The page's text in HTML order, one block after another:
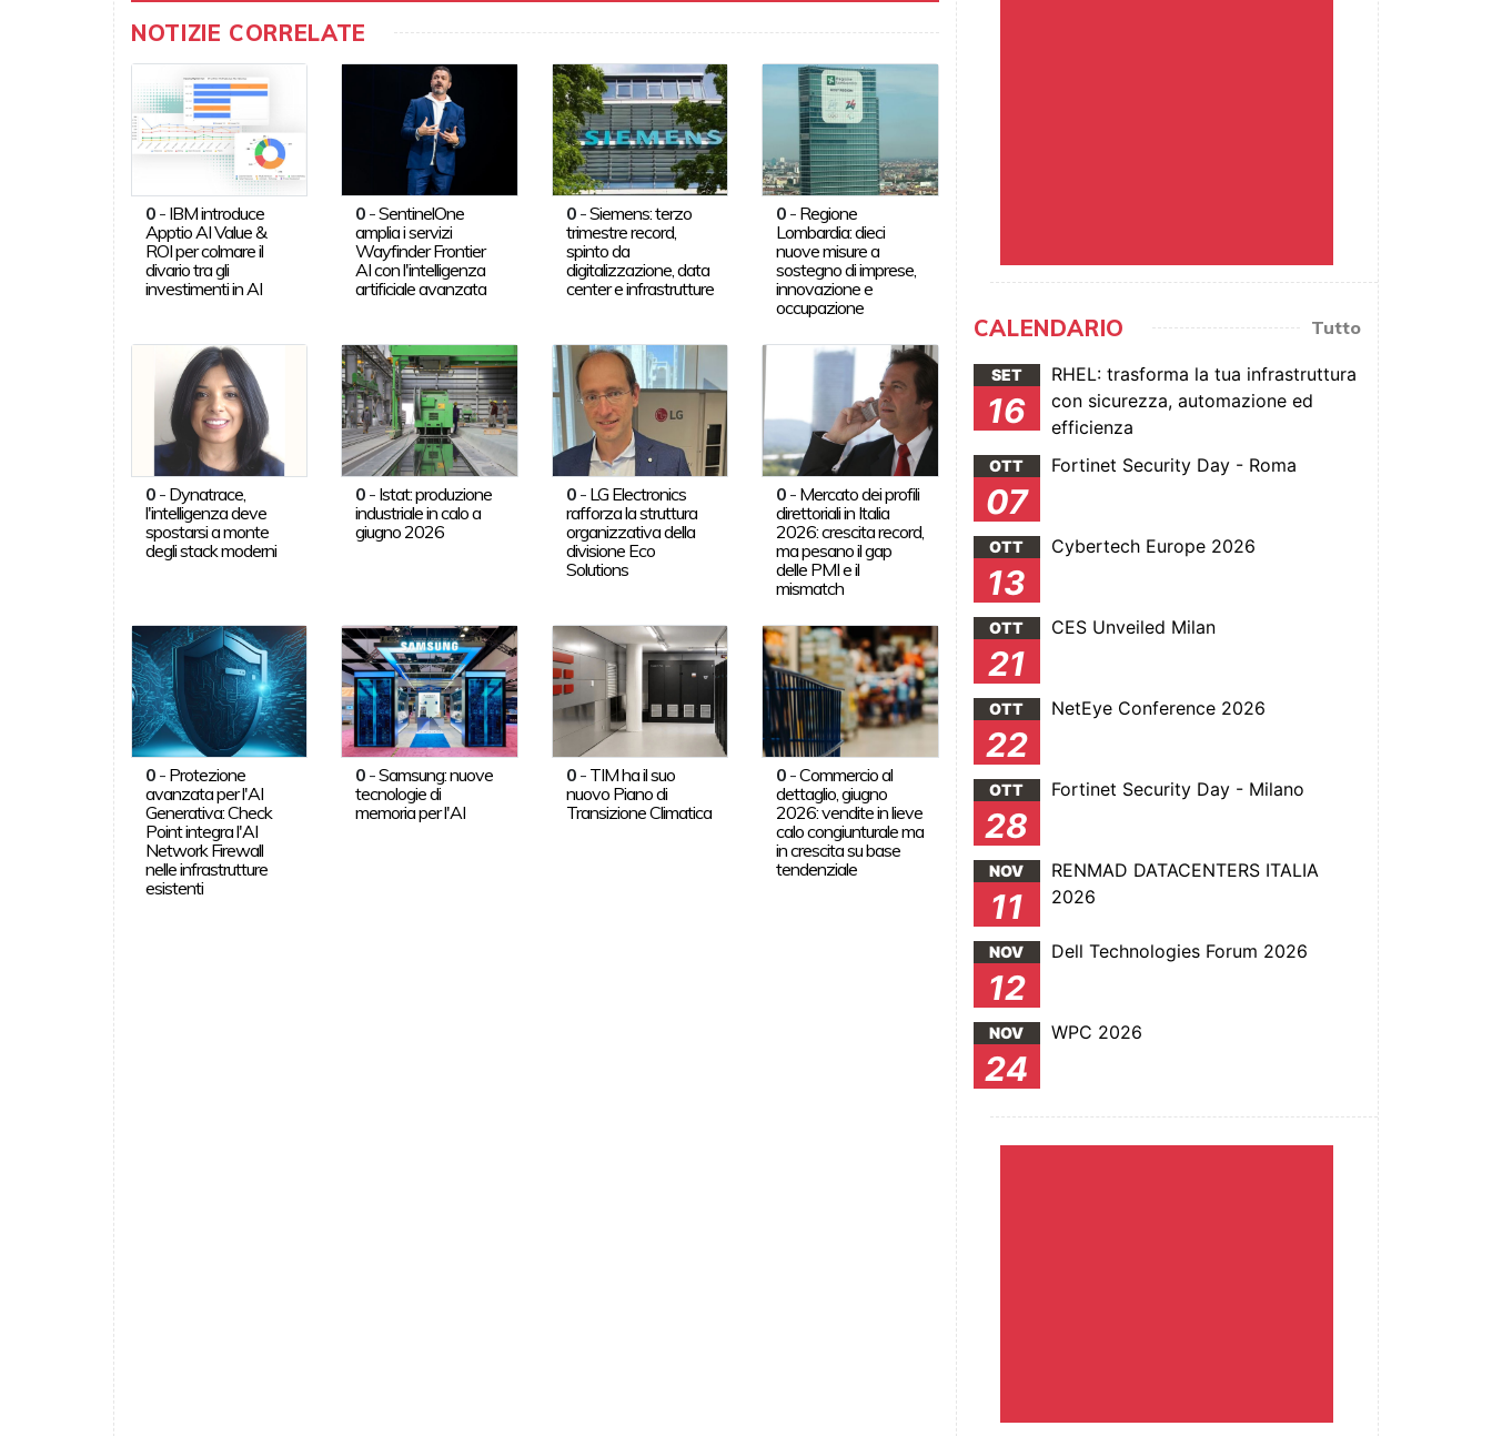
NOTIZIE CORRELATE
0- IBM introduce
Apptio AI Value &
ROI per colmare il
divario tra gli
investimenti in AI
0 -SentinelOne
amplia i servizi
Wayfinder Frontier
AI con l'intelligenza
artificiale avanzata
0-Siemens: terzo
trimestre record,
spinto da
digitalizzazione, data
center e infrastrutture
0 - Regione
Lombardia: dieci
nuove misure a
sostegno di imprese,
innovazione e
occupazione
0- Dynatrace,
l'intelligenza deve
spostarsi a monte
degli stack moderni
0 - Istat: produzione
industriale in calo a
giugno 2026
0- LG Electronics
rafforza la struttura
organizzativa della
divisione Eco
Solutions
0 - Mercato dei profili
direttoriali in Italia
2026: crescita record,
ma pesano il gap
delle PMI e il
mismatch
0- Protezione
avanzata per l'AI
Generativa: Check
Point integra l'AI
Network Firewall
nelle infrastrutture
esistenti
0 -Samsung: nuove
tecnologie di
memoria per l'AI
0- TIM ha il suo
nuovo Piano di
Transizione Climatica
0 -Commercio al
dettaglio, giugno
2026: vendite in lieve
calo congiunturale ma
in crescita su base
tendenziale
CALENDARIO Tutto
SET
16
RHEL: trasforma la tua infrastruttura
con sicurezza, automazione ed
efficienza
OTT
07
Fortinet Security Day - Roma
OTT
13
Cybertech Europe 2026
OTT
21
CES Unveiled Milan
OTT
22
NetEye Conference 2026
OTT
28
Fortinet Security Day - Milano
NOV
11
RENMAD DATACENTERS ITALIA
2026
NOV
12
Dell Technologies Forum 2026
NOV
24
WPC 2026